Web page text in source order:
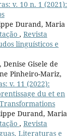
v. 10 n. 1 (2021):
Durand, Maria
, Revista
linguísticos e
Gisele de
Pinheiro-Mariz,
v. 11 (2022):
du et en
Durand, Maria
, Revista
Literaturas e